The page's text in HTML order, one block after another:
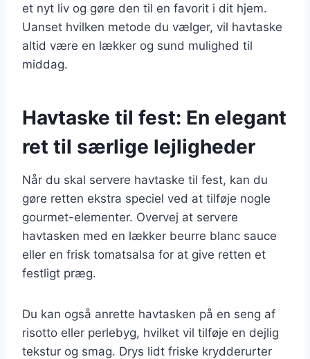
et nyt liv og gøre den til en favorit i dit hjem.
Uanset hvilken metode du vælger, vil havtaske
altid være en lækker og sund mulighed til
middag.
Havtaske til fest: En elegant
ret til særlige lejligheder
Når du skal servere havtaske til fest, kan du
gøre retten ekstra speciel ved at tilføje nogle
gourmet-elementer. Overvej at servere
havtasken med en lækker beurre blanc sauce
eller en frisk tomatsalsa for at give retten et
festligt præg.
Du kan også anrette havtasken på en seng af
risotto eller perlebyg, hvilket vil tilføje en dejlig
tekstur og smag. Drys lidt friske krydderurter